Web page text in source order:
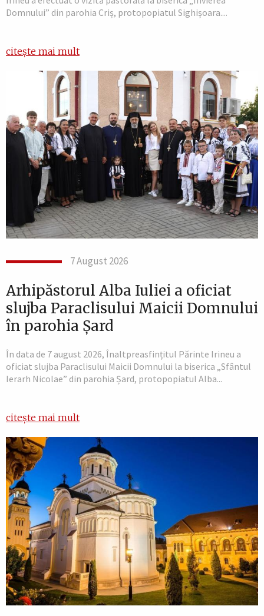
Domnului” din parohia Criș, protopopiatul Sighișoara....
citește mai mult
7 August 2026
Arhipăstorul Alba Iuliei a oficiat
slujba Paraclisului Maicii Domnului
în parohia Șard
În data de 7 august 2026, Înaltpreasfințitul Părinte Irineu a
oficiat slujba Paraclisului Maicii Domnului la biserica „Sfântul
Ierarh Nicolae” din parohia Șard, protopopiatul Alba...
citește mai mult